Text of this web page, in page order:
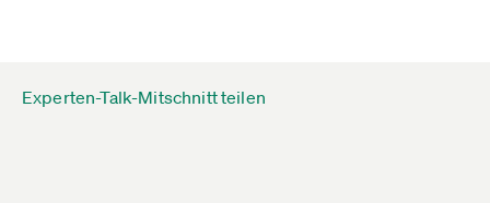
Experten-Talk-Mitschnitt teilen